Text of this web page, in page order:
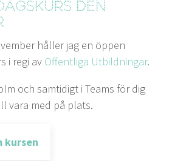
den
håller jag en öppen
i regi av Offentli­ga Utbild­ningar.
och sam­tidigt i Teams för dig
vara med på plats.
kursen